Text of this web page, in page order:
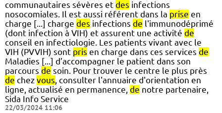
communautaires sévères et des infections
nosocomiales. Il est aussi référent dans la prise en
charge [...] charge des infections de l'immunodéprimé
(dont infection à VIH) et assurent une activité de
conseil en infectiologie. Les patients vivant avec le
VIH (PVVIH) sont pris en charge dans ces services de
Maladies [...] d’accompagner le patient dans son
parcours de soin. Pour trouver le centre le plus près
de chez vous, consulter l'annuaire d'orientation en
ligne, actualisé en permanence, de notre partenaire,
Sida Info Service
22/03/2024 11:06